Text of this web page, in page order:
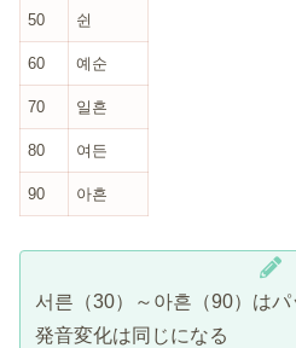
50 쉰
60 예순
70 일흔
80 여든
90 아흔
서른（30）～아흔（90）はパ
発音変化は同じになる